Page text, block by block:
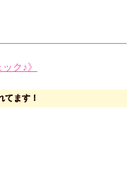
ク♪》
てます！